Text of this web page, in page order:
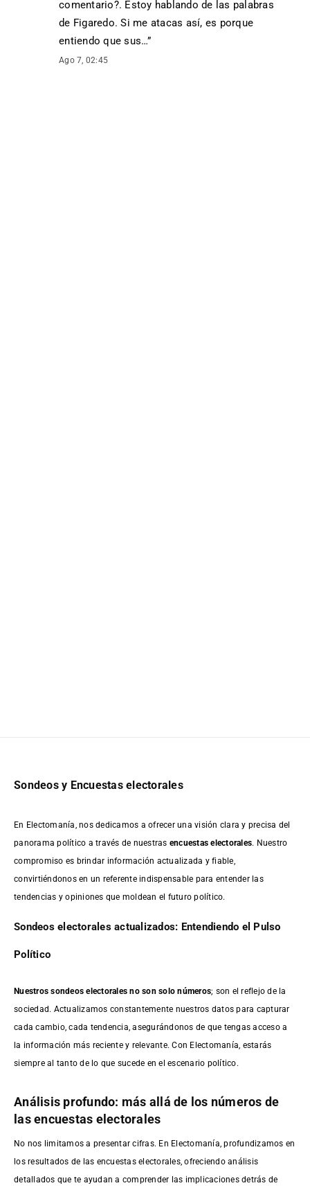
comentario?. Estoy hablando de las palabras
de Figaredo. Si me atacas así, es porque
entiendo que sus…”
Ago 7, 02:45
Sondeos y Encuestas electorales
En Electomanía, nos dedicamos a ofrecer una visión clara y precisa del
panorama político a través de nuestras encuestas electorales. Nuestro
compromiso es brindar información actualizada y fiable,
convirtiéndonos en un referente indispensable para entender las
tendencias y opiniones que moldean el futuro político.
Sondeos electorales actualizados: Entendiendo el Pulso
Político
Nuestros sondeos electorales no son solo números; son el reflejo de la
sociedad. Actualizamos constantemente nuestros datos para capturar
cada cambio, cada tendencia, asegurándonos de que tengas acceso a
la información más reciente y relevante. Con Electomanía, estarás
siempre al tanto de lo que sucede en el escenario político.
Análisis profundo: más allá de los números de
las encuestas electorales
No nos limitamos a presentar cifras. En Electomanía, profundizamos en
los resultados de las encuestas electorales, ofreciendo análisis
detallados que te ayudan a comprender las implicaciones detrás de